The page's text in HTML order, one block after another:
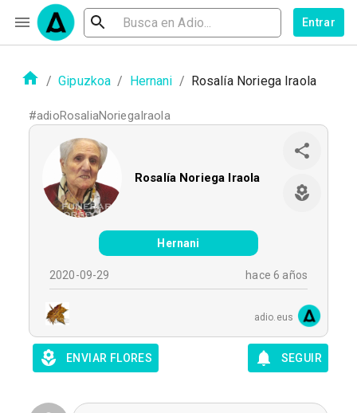
Entrar
/ Gipuzkoa / Hernani / Rosalía Noriega Iraola
#adioRosaliaNoriegaIraola
Rosalía Noriega Iraola
Hernani
2020-09-29 hace 6 años
adio.eus
ENVIAR FLORES SEGUIR